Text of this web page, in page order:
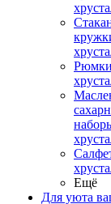
Ещё
Для уюта